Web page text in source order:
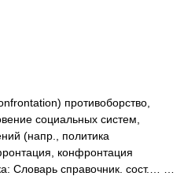
противоборство,
социальных систем,
(напр., политика
конфронтация
Словарь справочник. сост.… …